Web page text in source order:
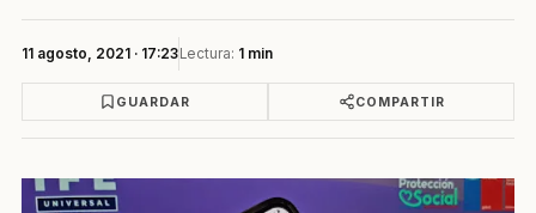
11 agosto, 2021 · 17:23Lectura: 1 min
GUARDAR COMPARTIR